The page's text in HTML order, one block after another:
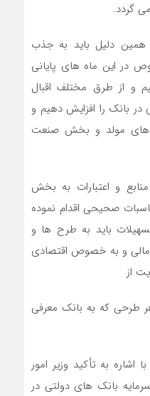
گردد.
همین دلیل باید به جذب
در این ماه های پایانی
و از طرق مختلف اقبال
در بانک را افزایش دهیم و
های مولد و بخش صنعت
و اعتبارات به بخش
صحیحی اقدام نموده
باید به طرح ها و
مالی و به خصوص اقتصادی
از
طرحی که به بانک معرفی
به تأکید وزیر امور
بانک های دولتی در